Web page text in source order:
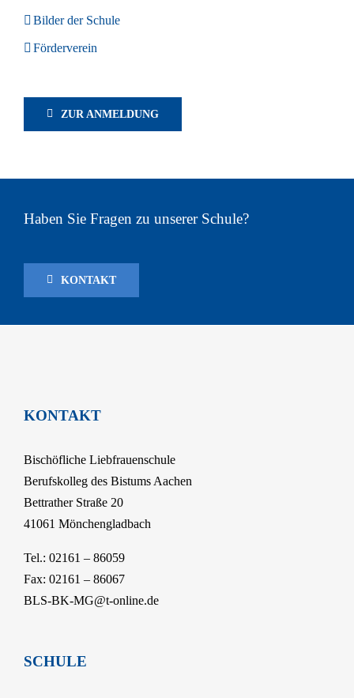
Bilder der Schule
Förderverein
ZUR ANMELDUNG
Haben Sie Fragen zu unserer Schule?
KONTAKT
KONTAKT
Bischöfliche Liebfrauenschule
Berufskolleg des Bistums Aachen
Bettrather Straße 20
41061 Mönchengladbach
Tel.: 02161 – 86059
Fax: 02161 – 86067
BLS-BK-MG@t-online.de
SCHULE